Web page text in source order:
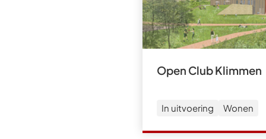
Open Club Klimmen
In uitvoering Wonen